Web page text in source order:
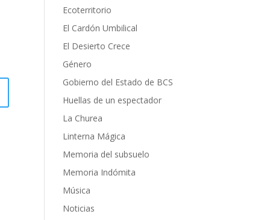
Ecoterritorio
El Cardón Umbilical
El Desierto Crece
Género
Gobierno del Estado de BCS
Huellas de un espectador
La Churea
Linterna Mágica
Memoria del subsuelo
Memoria Indómita
Música
Noticias